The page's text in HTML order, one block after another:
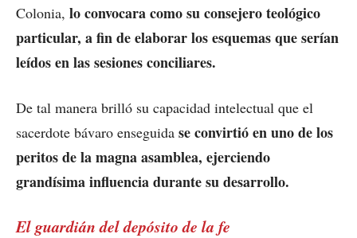
Colonia, lo convocara como su consejero teológico
particular, a fin de elaborar los esquemas que serían
leídos en las sesiones conciliares.
De tal manera brilló su capacidad intelectual que el
sacerdote bávaro enseguida se convirtió en uno de los
peritos de la magna asamblea, ejerciendo
grandísima influencia durante su desarrollo.
El guardián del depósito de la fe